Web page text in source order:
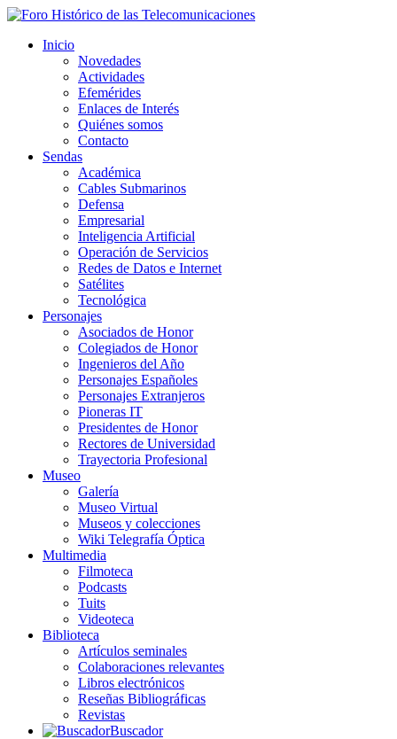
Inicio
Novedades
Actividades
Efemérides
Enlaces de Interés
Quiénes somos
Contacto
Sendas
Académica
Cables Submarinos
Defensa
Empresarial
Inteligencia Artificial
Operación de Servicios
Redes de Datos e Internet
Satélites
Tecnológica
Personajes
Asociados de Honor
Colegiados de Honor
Ingenieros del Año
Personajes Españoles
Personajes Extranjeros
Pioneras IT
Presidentes de Honor
Rectores de Universidad
Trayectoria Profesional
Museo
Galería
Museo Virtual
Museos y colecciones
Wiki Telegrafía Óptica
Multimedia
Filmoteca
Podcasts
Tuits
Videoteca
Biblioteca
Artículos seminales
Colaboraciones relevantes
Libros electrónicos
Reseñas Bibliográficas
Revistas
Buscador